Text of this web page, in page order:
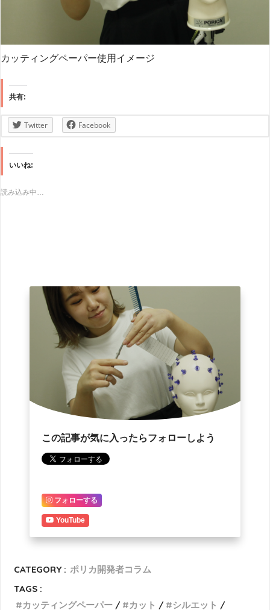
カッティングペーパー使用イメージ
共有:
Twitter Facebook
いいね:
読み込み中…
この記事が気に入ったらフォローしよう
フォローする
YouTube
CATEGORY : ポリカ開発者コラム
TAGS :
カッティングペーパー
カット シルエット